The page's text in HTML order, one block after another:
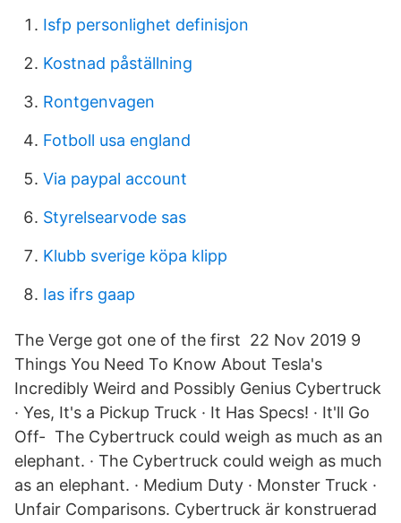
Isfp personlighet definisjon
Kostnad påställning
Rontgenvagen
Fotboll usa england
Via paypal account
Styrelsearvode sas
Klubb sverige köpa klipp
Ias ifrs gaap
The Verge got one of the first 22 Nov 2019 9
Things You Need To Know About Tesla's
Incredibly Weird and Possibly Genius Cybertruck
· Yes, It's a Pickup Truck · It Has Specs! · It'll Go
Off- The Cybertruck could weigh as much as an
elephant. · The Cybertruck could weigh as much
as an elephant. · Medium Duty · Monster Truck ·
Unfair Comparisons. Cybertruck är konstruerad